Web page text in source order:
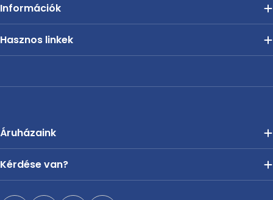
Információk
Hasznos linkek
Áruházaink
Kérdése van?